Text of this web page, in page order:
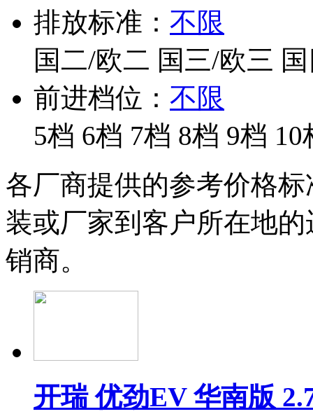
排放标准： 不限
国二/欧二 国三/欧三
前进档位： 不限
5档 6档 7档 8档 9档 10
各厂商提供的参考价格
装或厂家到客户所在地
销商。
开瑞 优劲EV 华南版